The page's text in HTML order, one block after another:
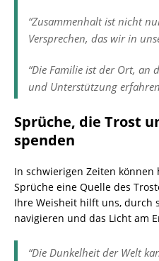
“Zusammenhalt ist nicht
Versprechen, das wir in
“Die Familie ist der Ort, an
und Unterstützung
Sprüche, die Trost
spenden
In schwierigen Zeiten
Sprüche eine Quelle des
Ihre Weisheit hilft uns, durch
navigieren und das Licht am
“Die Dunkelheit der Welt